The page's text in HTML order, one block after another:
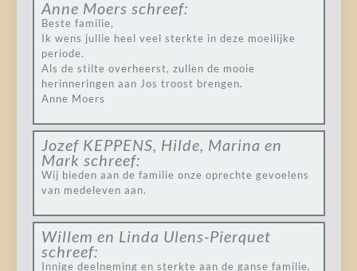
Anne Moers schreef:
Beste familie,
Ik wens jullie heel veel sterkte in deze moeilijke
periode.
Als de stilte overheerst, zullen de mooie
herinneringen aan Jos troost brengen.
Anne Moers
Jozef KEPPENS, Hilde, Marina en
Mark schreef:
Wij bieden aan de familie onze oprechte gevoelens
van medeleven aan.
Willem en Linda Ulens-Pierquet
schreef:
Innige deelneming en sterkte aan de ganse familie.